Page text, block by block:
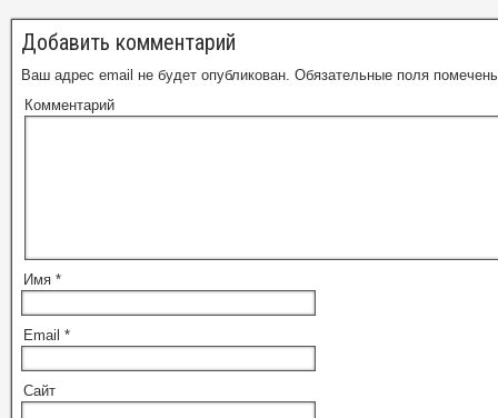
Добавить комментарий
Ваш адрес email не будет опубликован. Обязательные поля
Комментарий
Имя *
Email *
Сайт